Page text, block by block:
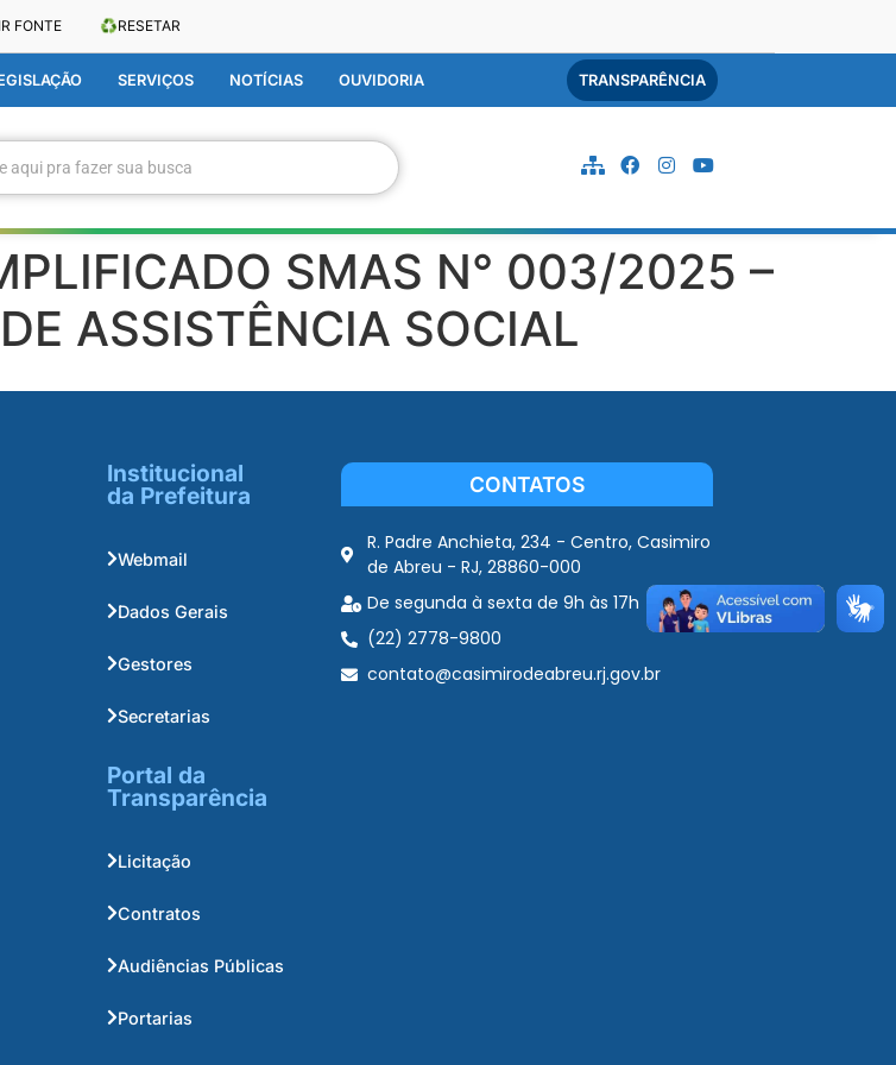
FONTE ♻️RESETAR
SERVIÇOS NOTÍCIAS OUVIDORIA TRANSPARÊNCIA
aqui pra fazer sua busca
SMAS N° 003/2025 –
ASSISTÊNCIA SOCIAL
Institucional
da Prefeitura
Webmail
Dados Gerais
Gestores
Secretarias
Portal da
Transparência
Licitação
Contratos
Audiências Públicas
Portarias
CONTATOS
R. Padre Anchieta, 234 - Centro, Casimiro
de Abreu - RJ, 28860-000
De segunda à sexta de 9h às 17h
(22) 2778-9800
contato@casimirodeabreu.rj.gov.br